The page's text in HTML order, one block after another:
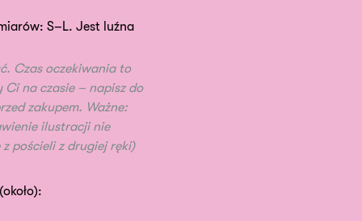
S–L. Jest luźna
Czas oczekiwania to
na czasie – napisz do
zakupem. Ważne:
ilustracji nie
pościeli z drugiej ręki)